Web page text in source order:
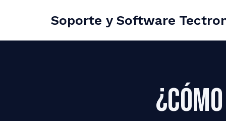
Soporte y Software